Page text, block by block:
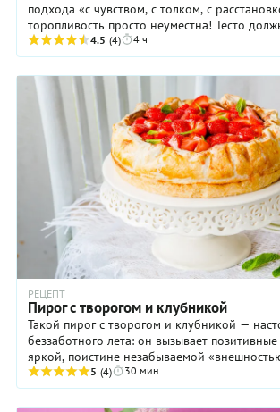
подхода «с чувством, с толком, с
торопливость просто неуместна! Тесто
основательно, спокойно подняться, чтобы
4.5 (4) 4 ч
РЕЦЕПТ
Пирог с творогом и клубникой
Такой пирог с творогом и клубникой —
беззаботного лета: он вызывает
яркой, поистине незабываемой
бесподобным ароматом. Недаром ягоды,
5 (4) 30 мин